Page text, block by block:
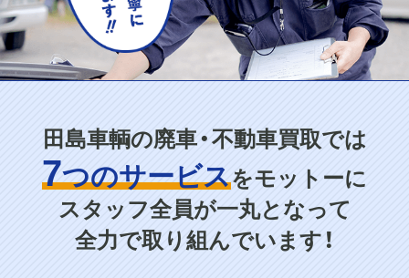
田島車輌の廃車・不動車買取では
7つのサービスをモットーに
スタッフ全員が一丸となって
全力で取り組んでいます！